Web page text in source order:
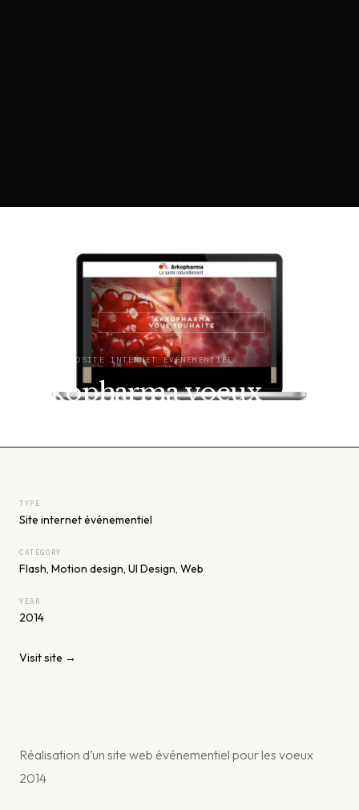
PORTFOLIO SITE INTERNET ÉVÉNEMENTIEL
Arkopharma voeux
TYPE
Site internet événementiel
CATEGORY
Flash, Motion design, UI Design, Web
YEAR
2014
Visit site →
Réalisation d’un site web événementiel pour les voeux
2014